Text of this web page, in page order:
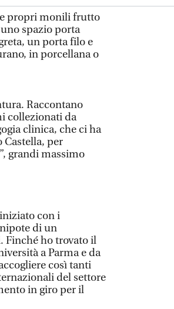
e propri monili frutto
spazio porta
un porta filo e
in porcellana o
Raccontano
collezionati da
clinica, che ci ha
Castella, per
grandi massimo
con i
di un
Finché ho trovato il
a Parma e da
così tanti
del settore
in giro per il